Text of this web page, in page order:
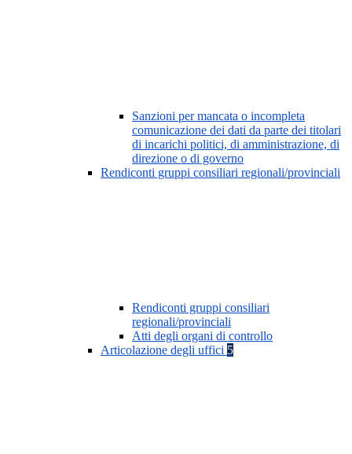
Sanzioni per mancata o incompleta
comunicazione dei dati da parte dei titolari
di incarichi politici, di amministrazione, di
direzione o di governo
Rendiconti gruppi consiliari regionali/provinciali
Rendiconti gruppi consiliari
regionali/provinciali
Atti degli organi di controllo
Articolazione degli uffici 5